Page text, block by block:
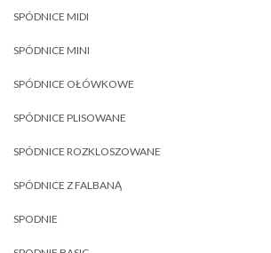
SPÓDNICE MIDI
SPÓDNICE MINI
SPÓDNICE OŁÓWKOWE
SPÓDNICE PLISOWANE
SPÓDNICE ROZKLOSZOWANE
SPÓDNICE Z FALBANĄ
SPODNIE